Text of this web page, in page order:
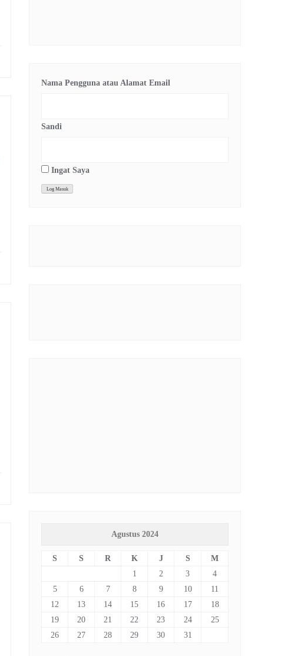
Nama Pengguna atau Alamat Email
Sandi
Ingat Saya
Agustus 2024
S S R K J S
M
1
2 3
4
5
6 7 8 9 10
11
12
13 14 15 16 17
18
19
20 21 22 23 24
25
26
27 28 29 30 31